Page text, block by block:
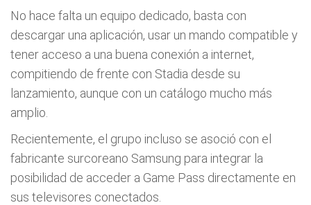
No hace falta un equipo dedicado, basta con
descargar una aplicación, usar un mando compatible y
tener acceso a una buena conexión a internet,
compitiendo de frente con Stadia desde su
lanzamiento, aunque con un catálogo mucho más
amplio.
Recientemente, el grupo incluso se asoció con el
fabricante surcoreano Samsung para integrar la
posibilidad de acceder a Game Pass directamente en
sus televisores conectados.